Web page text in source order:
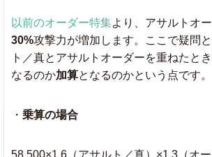
以前のオーダー特集より、アサルトオ
30%攻撃力が増加します。ここで疑問
ト／真とアサルトオーダーを重ねたと
なるのか加算となるのかという点です。
・ 乗算の場合
58,500×1.6（アサルト／真）×1.3（オ